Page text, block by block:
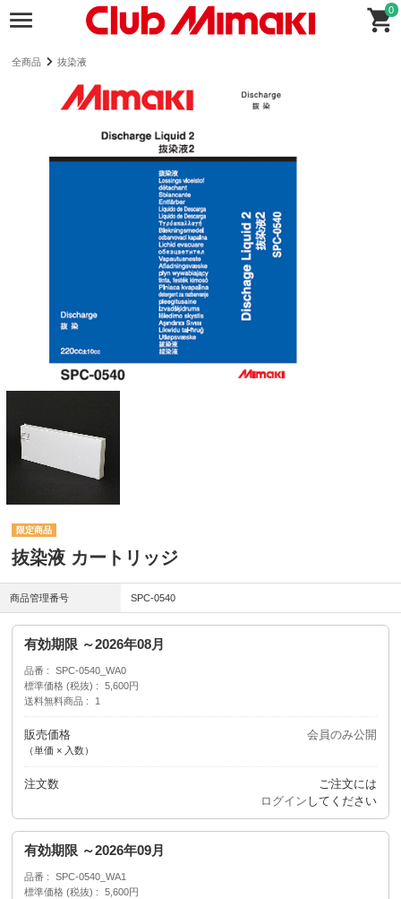
0
全商品 抜染液
抜染液 カートリッジ
商品管理番号 SPC-0540
有効期限 ～2026年08月
品番
SPC-0540_WA0
標準価格 (税抜)
5,600円
送料無料商品
1
販売価格
（単価 × 入数）
会員のみ公開
注文数
ご注文には
ログイン してください
有効期限 ～2026年09月
品番
SPC-0540_WA1
標準価格 (税抜)
5,600円